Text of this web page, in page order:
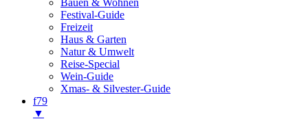
Bauen & Wohnen
Festival-Guide
Freizeit
Haus & Garten
Natur & Umwelt
Reise-Special
Wein-Guide
Xmas- & Silvester-Guide
f79
▼